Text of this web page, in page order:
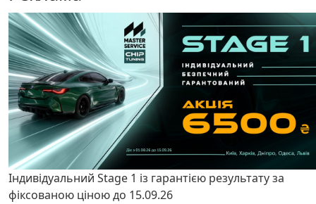
Індивідуальний Stage 1 із гарантією результату за
фіксованою ціною до 15.09.26